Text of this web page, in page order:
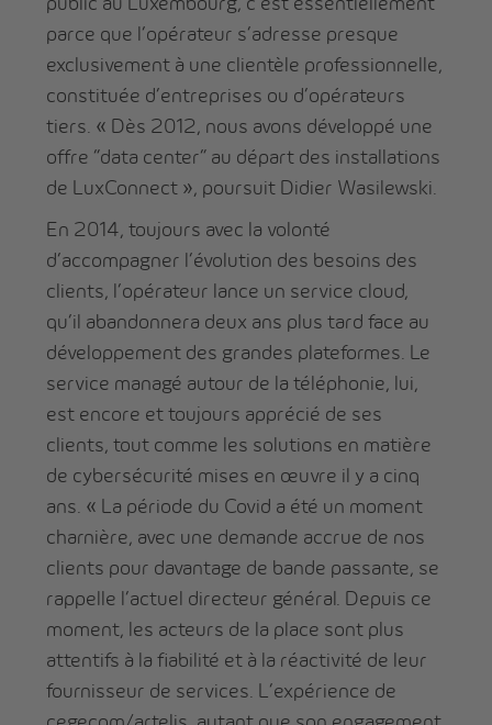
parce que l’opérateur s’adresse presque
exclusivement à une clientèle professionnelle,
constituée d’entreprises ou d’opérateurs
tiers. « Dès 2012, nous avons développé une
offre “data center” au départ des installations
de LuxConnect », poursuit Didier Wasilewski.
En 2014, toujours avec la volonté
d’accompagner l’évolution des besoins des
clients, l’opérateur lance un service cloud,
qu’il abandonnera deux ans plus tard face au
développement des grandes plateformes. Le
service managé autour de la téléphonie, lui,
est encore et toujours apprécié de ses
clients, tout comme les solutions en matière
de cybersécurité mises en œuvre il y a cinq
ans. « La période du Covid a été un moment
charnière, avec une demande accrue de nos
clients pour davantage de bande passante, se
rappelle l’actuel directeur général. Depuis ce
moment, les acteurs de la place sont plus
attentifs à la fiabilité et à la réactivité de leur
fournisseur de services. L’expérience de